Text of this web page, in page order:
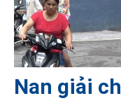
Nan giải